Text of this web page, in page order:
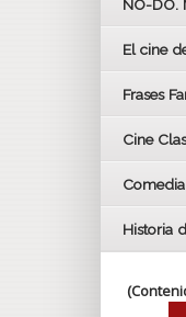
BAFTA
NO-DO.
El cine
Frases
Cine
Historia